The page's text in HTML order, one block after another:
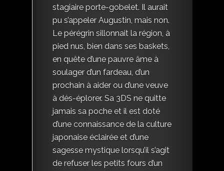
stagiaire porte-gobelet. Il aurait
pu s’appeler Augustin, mais non.
Le pérégrin sillonnait la région, à
pied nus, bien dans ses baskets,
en quête d’une pauvre âme à
soulager d’un fardeau, d’un
prochain à aider ou d’une veuve
à dés-éplorer. Sa 3DS ne quitte
jamais sa poche et il est doté
d’une connaissance de la culture
japonaise éclairée et d’une
sagesse mystique lorsqu’il s’agit
de refuser les petits fours d’un